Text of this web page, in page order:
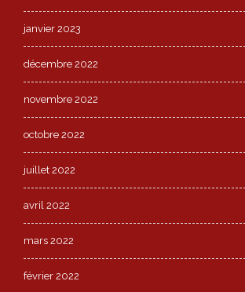
janvier 2023
décembre 2022
novembre 2022
octobre 2022
juillet 2022
avril 2022
mars 2022
février 2022